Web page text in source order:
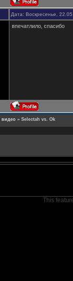
Дата: Воскресенье,
впечатлило, спасибо
видео » Selectah vs. Ok
This